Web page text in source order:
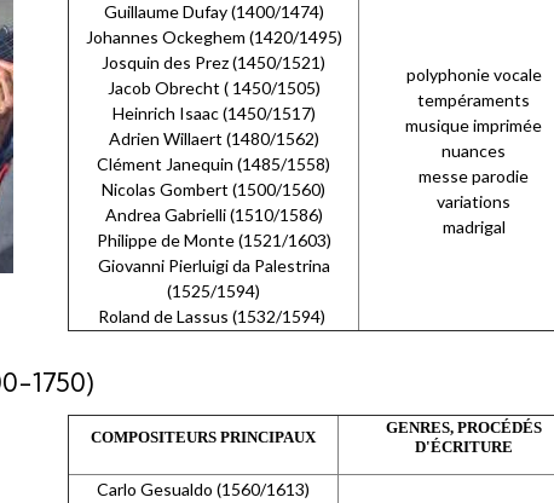
Guillaume Dufay (1400/1474)
Johannes Ockeghem (1420/1495)
Josquin des Prez (1450/1521)
Jacob Obrecht ( 1450/1505)
Heinrich Isaac (1450/1517)
Adrien Willaert (1480/1562)
Clément Janequin (1485/1558)
Nicolas Gombert (1500/1560)
Andrea Gabrielli (1510/1586)
Philippe de Monte (1521/1603)
Giovanni Pierluigi da Palestrina
(1525/1594)
Roland de Lassus (1532/1594)
polyphonie vocale
tempéraments
musique imprimée
nuances
messe parodie
variations
madrigal
1750)
COMPOSITEURS PRINCIPAUX
GENRES, PROCÉDÉS
D'ÉCRITURE
Carlo Gesualdo (1560/1613)